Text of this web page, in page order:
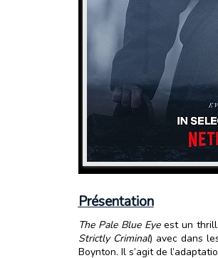
Présentation
The Pale Blue Eyeest un
Strictly Criminal) avec dans
Boynton. Il s’agit de